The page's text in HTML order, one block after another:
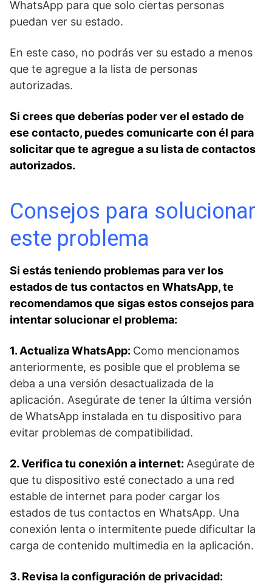
WhatsApp para que solo ciertas personas
puedan ver su estado.
En ​este caso,‌ no podrás ⁤ver su estado a menos
que te agregue‌ a la lista de personas
autorizadas.⁤
Si crees que deberías poder ver el estado de
ese contacto, ⁣puedes comunicarte con ‌él para
solicitar que te agregue a​ su lista de contactos
autorizados.
Consejos para solucionar
este problema
Si ⁢estás teniendo problemas para ver los
estados de ⁢tus contactos en WhatsApp,‌ te
recomendamos que sigas estos consejos para
intentar‍ solucionar el problema:
1. ⁣Actualiza WhatsApp: Como mencionamos
anteriormente, es posible que el⁢ problema se
deba‌ a una⁤ versión desactualizada de la
aplicación. Asegúrate de tener​ la última versión
de WhatsApp instalada​ en tu dispositivo para
⁣evitar problemas de compatibilidad.
2. Verifica tu conexión a internet: Asegúrate de
que tu dispositivo esté conectado⁤ a una red
estable de internet‌ para poder cargar‌ los
estados‍ de tus contactos en WhatsApp. Una
conexión lenta o⁤ intermitente puede dificultar la
carga de contenido multimedia ⁤en⁢ la⁣ aplicación.
3. Revisa ⁢la configuración de ⁤privacidad: